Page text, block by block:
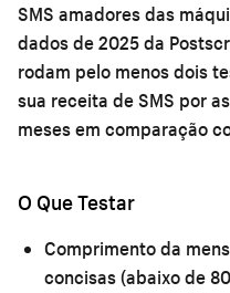
SMS amadores das
dados de 2025 da
rodam pelo menos dois
sua receita de SMS por
meses em comparação
O Que Testar
Comprimento da
concisas (abaixo de